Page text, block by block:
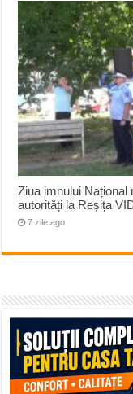
Ziua imnului Național
autorități la Reșița
7 zile ago